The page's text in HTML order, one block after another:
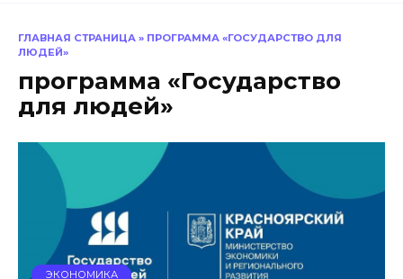
ГЛАВНАЯ СТРАНИЦА » ПРОГРАММА «ГОСУДАРСТВО ДЛЯ
ЛЮДЕЙ»
программа «Государство
для людей»
ЭКОНОМИКА